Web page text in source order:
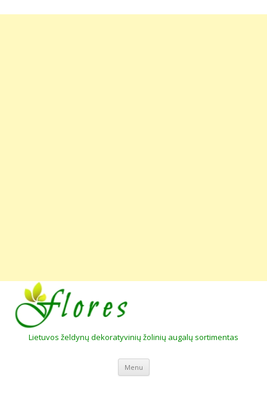
Lietuvos želdynų dekoratyvinių žolinių augalų sortimentas
Menu Skip to content